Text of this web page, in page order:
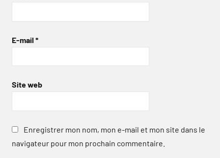
E-mail *
Site web
Enregistrer mon nom, mon e-mail et mon site dans le
navigateur pour mon prochain commentaire.